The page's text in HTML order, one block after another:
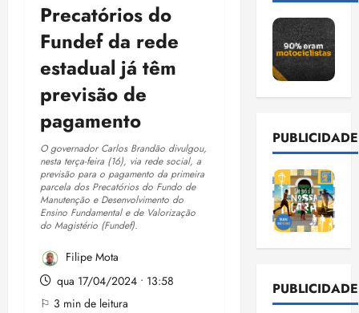
Precatórios do
Fundef da rede
estadual já têm
previsão de
pagamento
O governador Carlos Brandão divulgou,
nesta terça-feira (16), via rede social, a
previsão para o pagamento da primeira
parcela dos Precatórios do Fundo de
Manutenção e Desenvolvimento do
Ensino Fundamental e de Valorização
do Magistério (Fundef).
Filipe Mota
qua 17/04/2024 • 13:58
⚐ 3 min de leitura
PUBLICIDADE
PUBLICIDADE